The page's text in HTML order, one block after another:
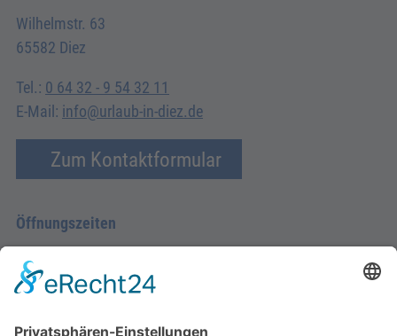
Wilhelmstr. 63
65582 Diez
Tel.: 0 64 32 - 9 54 32 11
E-Mail: info@urlaub-in-diez.de
Zum Kontaktformular
Öffnungszeiten
Montag - Donnerstag
09.00 Uhr – 12.00 Uhr